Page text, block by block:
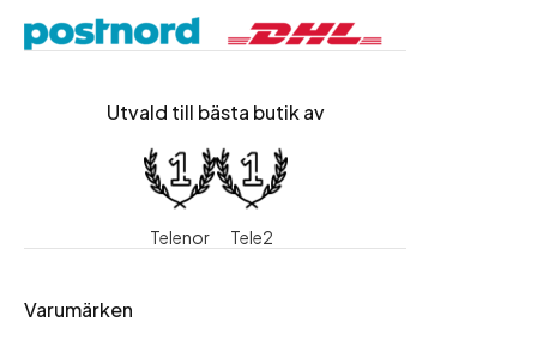
Utvald till bästa butik av
Telenor Tele2
Varumärken